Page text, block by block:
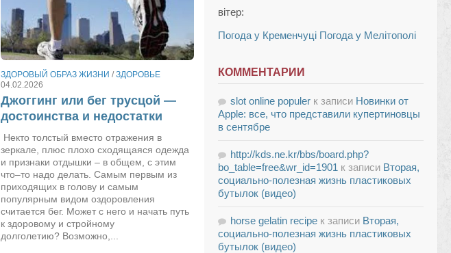
ЗДОРОВЫЙ ОБРАЗ ЖИЗНИ /ЗДОРОВЬЕ
04.02.2026
Джоггинг или бег трусцой —
достоинства и недостатки
Некто толстый вместо отражения в
зеркале, плюс плохо сходящаяся одежда
и признаки отдышки – в общем, с этим
что–то надо делать. Самым первым из
приходящих в голову и самым
популярным видом оздоровления
считается бег. Может с него и начать путь
к здоровому и стройному
долголетию? Возможно,...
вітер:
Погода у Кременчуці Погода у Мелітополі
КОММЕНТАРИИ
slot online populer к записи Новинки от
Apple: все, что представили купертиновцы
в сентябре
http://kds.ne.kr/bbs/board.php?
bo_table=free&wr_id=1901 к записи Вторая,
социально-полезная жизнь пластиковых
бутылок (видео)
horse gelatin recipe к записи Вторая,
социально-полезная жизнь пластиковых
бутылок (видео)